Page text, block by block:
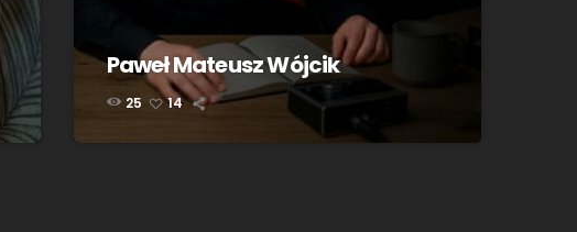
Paweł Mateusz Wójcik
25 14